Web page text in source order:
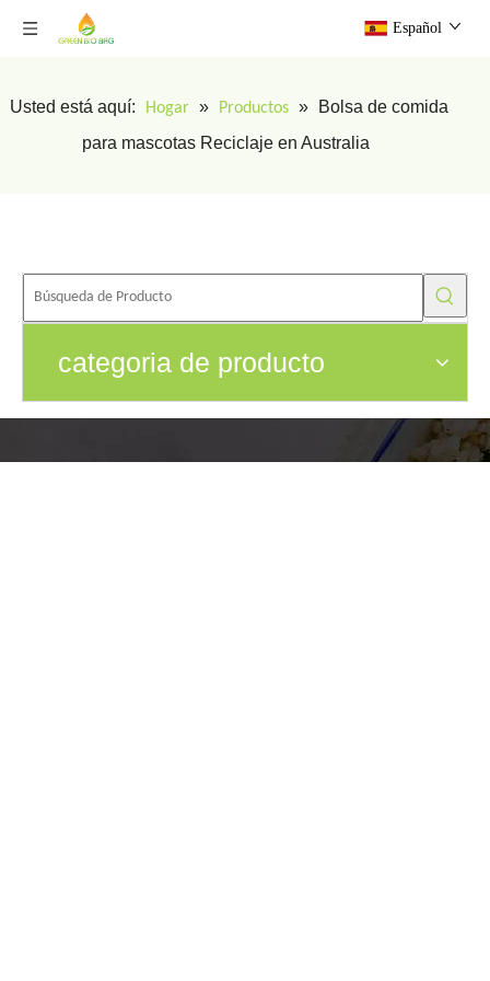
Español
Usted está aquí: Hogar » Productos »
Bolsa de comida
para mascotas Reciclaje en Australia
categoria de producto